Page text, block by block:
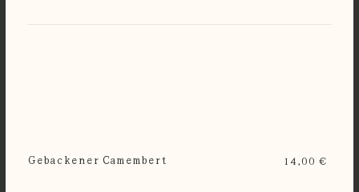
Gebackener Camembert 14,00 €